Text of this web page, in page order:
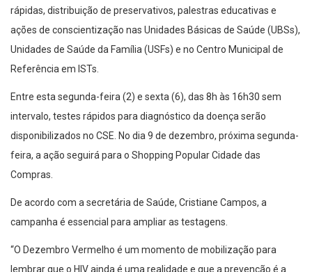
rápidas, distribuição de preservativos, palestras educativas e
ações de conscientização nas Unidades Básicas de Saúde (UBSs),
Unidades de Saúde da Família (USFs) e no Centro Municipal de
Referência em ISTs.
Entre esta segunda-feira (2) e sexta (6), das 8h às 16h30 sem
intervalo, testes rápidos para diagnóstico da doença serão
disponibilizados no CSE. No dia 9 de dezembro, próxima segunda-
feira, a ação seguirá para o Shopping Popular Cidade das
Compras.
De acordo com a secretária de Saúde, Cristiane Campos, a
campanha é essencial para ampliar as testagens.
“O Dezembro Vermelho é um momento de mobilização para
lembrar que o HIV ainda é uma realidade e que a prevenção é a